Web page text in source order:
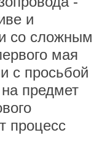
и
со сложным
мая
с просьбой
предмет
процесс